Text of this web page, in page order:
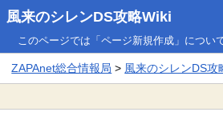
風来のシレンDS攻略Wiki
このページでは「ページ新規作成」につい
ZAPAnet総合情報局 > 風来のシレンDS攻